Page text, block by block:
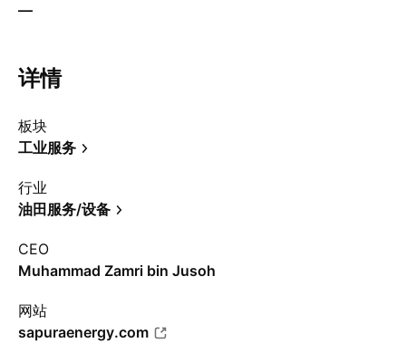
—
详情
板块
工业服务
行业
油田服务/设备
CEO
Muhammad Zamri bin Jusoh
网站
sapuraenergy.com